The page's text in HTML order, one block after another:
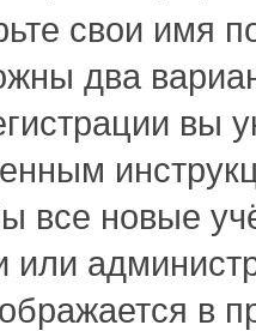
свои имя
два
вы
все новые
или
в